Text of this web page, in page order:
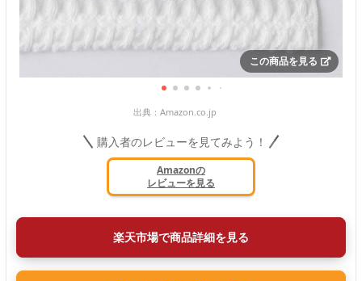
この商品を見る
出典： Amazon.co.jp
購入者のレビューを見てみよう！
Amazonの
レビューを見る
楽天市場で商品詳細を見る